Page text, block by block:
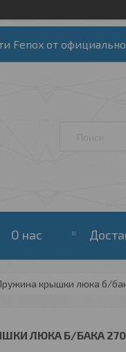
Fenox от
О нас
крышки люка б/
ЛЮКА Б/БАКА